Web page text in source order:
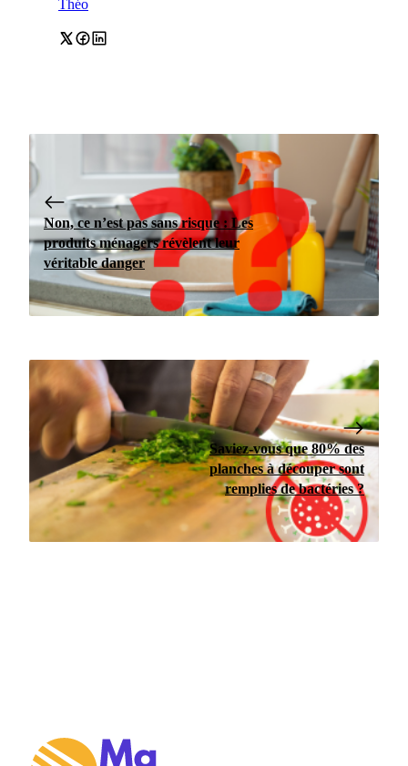
Théo
Non, ce n’est pas sans risque : Les
produits ménagers révèlent leur
véritable danger
Saviez-vous que 80% des
planches à découper sont
remplies de bactéries ?